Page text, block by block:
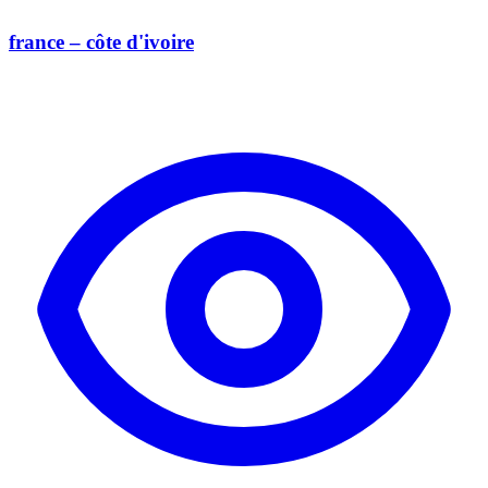
france – côte d'ivoire